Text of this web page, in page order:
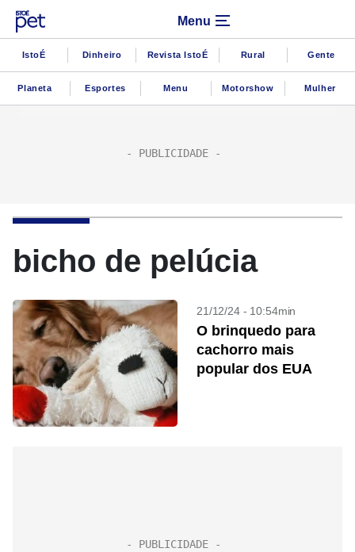
Menu
IstoÉ Dinheiro Revista IstoÉ Rural Gente
Planeta Esportes Menu Motorshow Mulher
bicho de pelúcia
21/12/24 - 10:54min
O brinquedo para
cachorro mais
popular dos EUA